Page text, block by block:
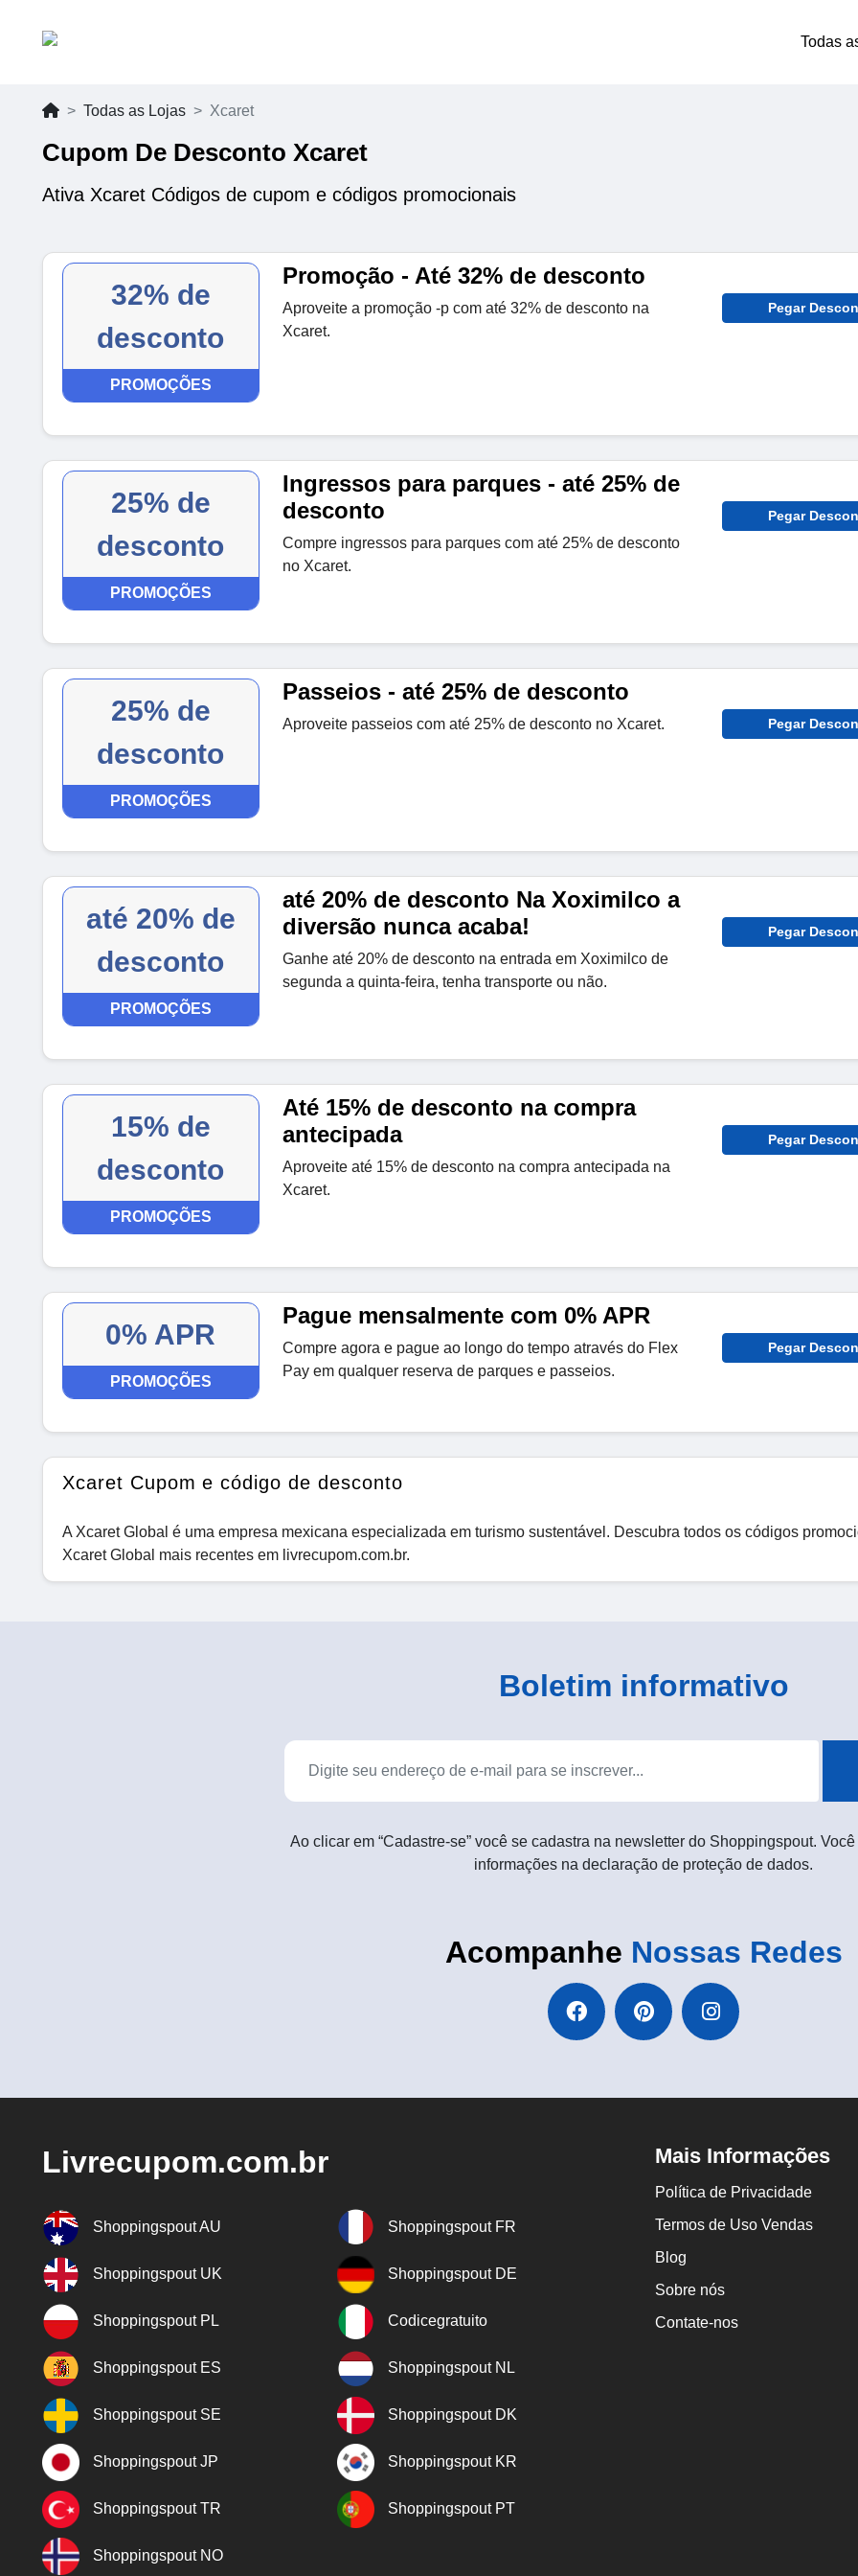
Todas
Todas as Lojas Xcaret
Cupom De Desconto Xcaret
Ativa Xcaret Códigos de cupom e códigos promocionais
32% de
desconto
PROMOÇÕES
Promoção - Até 32% de desconto
Aproveite a promoção -p com até 32% de desconto na
Xcaret.
Pegar
25% de
desconto
PROMOÇÕES
Ingressos para parques - até 25% de
desconto
Compre ingressos para parques com até 25% de desconto
no Xcaret.
Pegar
25% de
desconto
PROMOÇÕES
Passeios - até 25% de desconto
Aproveite passeios com até 25% de desconto no Xcaret. Pegar
até 20% de
desconto
PROMOÇÕES
até 20% de desconto Na Xoximilco a
diversão nunca acaba!
Ganhe até 20% de desconto na entrada em Xoximilco de
segunda a quinta-feira, tenha transporte ou não.
Pegar
15% de
desconto
PROMOÇÕES
Até 15% de desconto na compra
antecipada
Aproveite até 15% de desconto na compra antecipada na
Xcaret.
Pegar
0% APR
PROMOÇÕES
Pague mensalmente com 0% APR
Compre agora e pague ao longo do tempo através do Flex
Pay em qualquer reserva de parques e passeios.
Pegar
Xcaret Cupom e código de desconto
A Xcaret Global é uma empresa mexicana especializada em turismo sustentável. Descubra todos os códigos
Xcaret Global mais recentes em livrecupom.com.br.
Boletim informativo
Ao clicar em “Cadastre-se” você se cadastra na newsletter do Shoppingspout.
informações na declaração de proteção de dados.
Acompanhe Nossas Redes
Livrecupom.com.br
Shoppingspout AU Shoppingspout FR
Shoppingspout UK Shoppingspout DE
Shoppingspout PL Codicegratuito
Shoppingspout ES Shoppingspout NL
Shoppingspout SE Shoppingspout DK
Shoppingspout JP Shoppingspout KR
Shoppingspout TR Shoppingspout PT
Shoppingspout NO
Mais Informações
Política de Privacidade
Termos de Uso Vendas
Blog
Sobre nós
Contate-nos